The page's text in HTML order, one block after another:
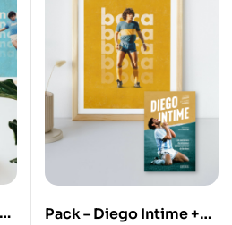
Pack – Diego Intime +